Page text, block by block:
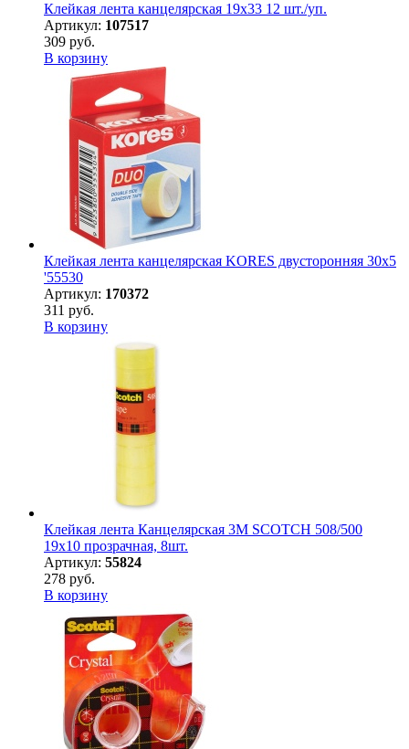
Клейкая лента канцелярская 19х33 12 шт./уп.
Артикул: 107517
309 руб.
В корзину
Клейкая лента канцелярская KORES двусторонняя 30х5
'55530
Артикул: 170372
311 руб.
В корзину
Клейкая лента Канцелярская 3M SCOTCH 508/500
19х10 прозрачная, 8шт.
Артикул: 55824
278 руб.
В корзину